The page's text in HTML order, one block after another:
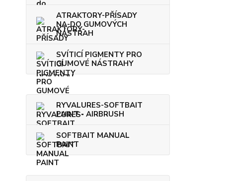
ATRAKTORY-PŘÍSADY
NA-DO GUMOVÝCH
NÁSTRAH
SVÍTICÍ PIGMENTY PRO
GUMOVÉ NÁSTRAHY
RYVALURES-SOFTBAIT
PAINT - AIRBRUSH
SOFTBAIT MANUAL
PAINT